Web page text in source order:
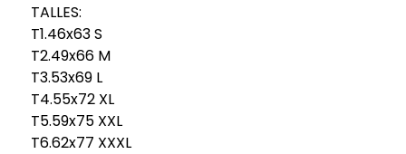
TALLES:
T1.46x63 S
T2.49x66 M
T3.53x69 L
T4.55x72 XL
T5.59x75 XXL
T6.62x77 XXXL